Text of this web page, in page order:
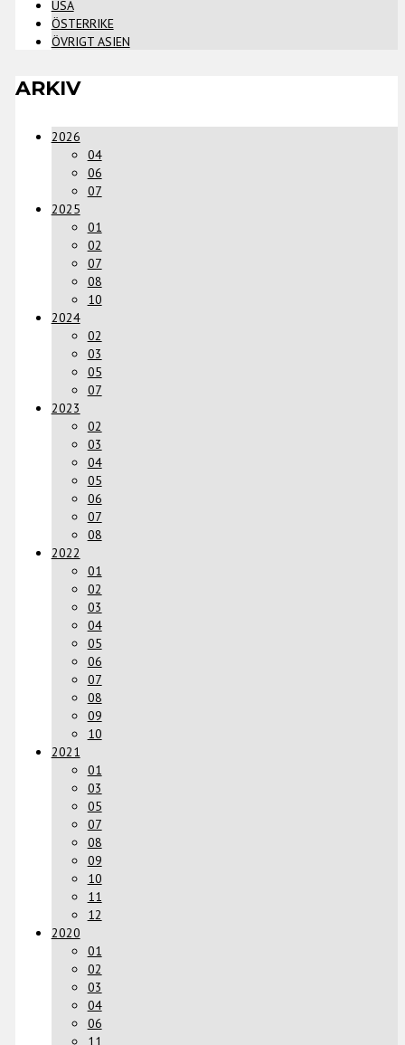
USA
ÖSTERRIKE
ÖVRIGT ASIEN
ARKIV
2026
04
06
07
2025
01
02
07
08
10
2024
02
03
05
07
2023
02
03
04
05
06
07
08
2022
01
02
03
04
05
06
07
08
09
10
2021
01
03
05
07
08
09
10
11
12
2020
01
02
03
04
06
11